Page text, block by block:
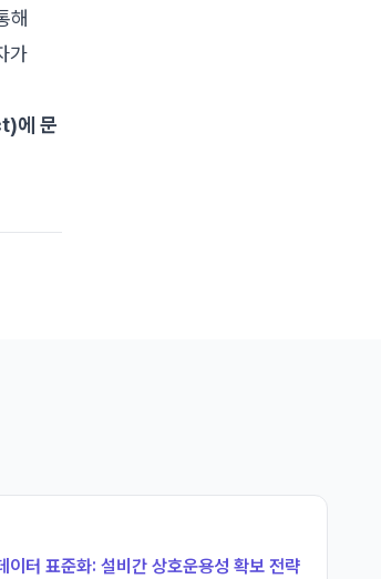
해
가
에 문
이터 표준화: 설비간 상호운용성 확보 전략